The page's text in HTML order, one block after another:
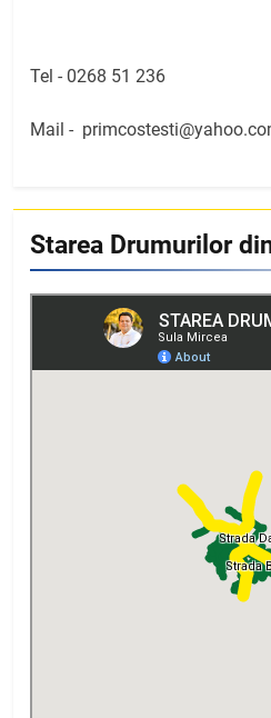
Tel - 0268 51 236
Mail -
Starea Drumurilor